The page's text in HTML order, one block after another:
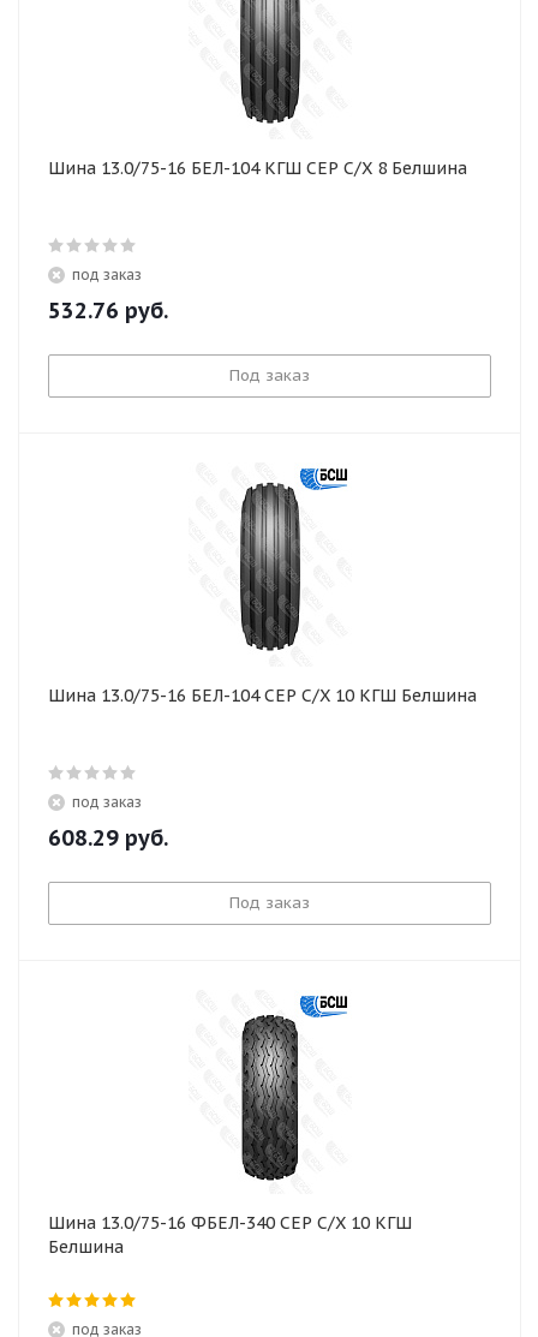
Шина 13.0/75-16 БЕЛ-104 КГШ СЕР С/Х 8 Белшина
под заказ
532.76 руб.
Под заказ
Шина 13.0/75-16 БЕЛ-104 СЕР С/Х 10 КГШ Белшина
под заказ
608.29 руб.
Под заказ
Шина 13.0/75-16 ФБЕЛ-340 СЕР С/Х 10 КГШ
Белшина
под заказ